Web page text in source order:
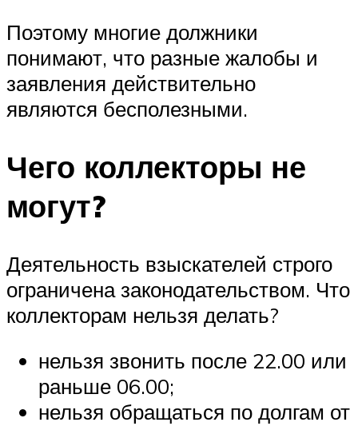
Поэтому многие должники
понимают, что разные жалобы и
заявления действительно
являются бесполезными.
Чего коллекторы не
могут?
Деятельность взыскателей строго
ограничена законодательством. Что
коллекторам нельзя делать?
нельзя звонить после 22.00 или
раньше 06.00;
нельзя обращаться по долгам от